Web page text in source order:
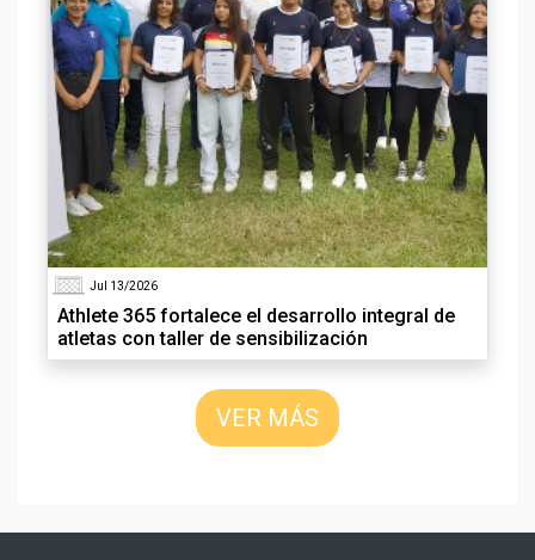
Jul 13/2026
Athlete 365 fortalece el desarrollo integral de
atletas con taller de sensibilización
VER MÁS